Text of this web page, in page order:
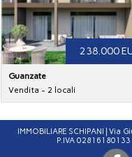
238.000
Guanzate
Vendita - 2 locali
IMMOBILIARE SCHIPANI |
P.IVA